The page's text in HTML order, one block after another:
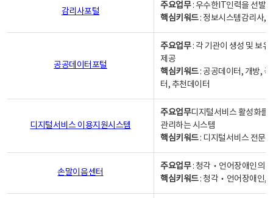
감리사포털
주요업무: 우수한IT인력을 선발
핵심키워드: 정보시스템감리사,
공공데이터포털
주요업무: 각 기관이 생성 및 보
제공
핵심키워드: 공공데이터, 개방,
터, 추천데이터
디지털서비스 이용지원시스템
주요업무디지털서비스 활성화를
관리하는 시스템
핵심키워드: 디지털서비스 전문
손말이음센터
주요업무: 청각‧언어장애인의
핵심키워드: 청각‧언어장애인,